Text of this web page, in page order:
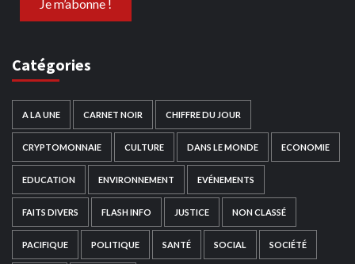
Catégories
A LA UNE CARNET NOIR CHIFFRE DU JOUR
CRYPTOMONNAIE CULTURE DANS LE MONDE ECONOMIE
EDUCATION ENVIRONNEMENT EVÉNEMENTS
FAITS DIVERS FLASH INFO JUSTICE NON CLASSÉ
PACIFIQUE POLITIQUE SANTÉ SOCIAL SOCIÉTÉ